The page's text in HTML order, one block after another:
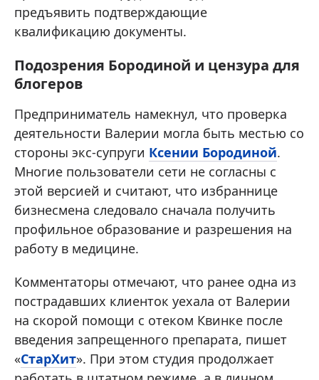
предъявить подтверждающие
квалификацию документы.
Подозрения Бородиной и цензура для
блогеров
Предприниматель намекнул, что проверка
деятельности Валерии могла быть местью со
стороны экс-супруги Ксении Бородиной.
Многие пользователи сети не согласны с
этой версией и считают, что избраннице
бизнесмена следовало сначала получить
профильное образование и разрешения на
работу в медицине.
Комментаторы отмечают, что ранее одна из
пострадавших клиенток уехала от Валерии
на скорой помощи с отеком Квинке после
введения запрещенного препарата, пишет
«СтарХит». При этом студия продолжает